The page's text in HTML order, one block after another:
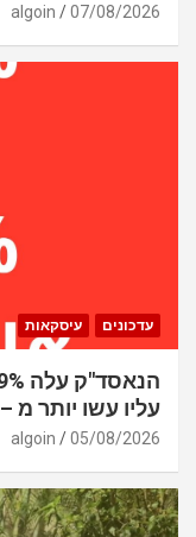
07/08/2026
algoin
עדכונים עיסקאות
עליו עשו יותר מ – 7.5%. וזה רק יום אחד
05/08/2026
algoin